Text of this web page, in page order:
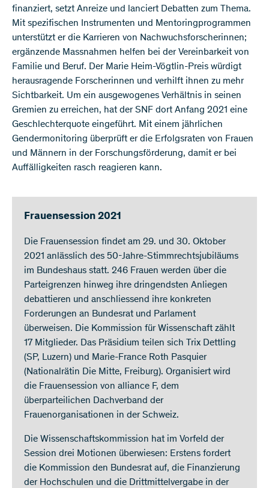
finanziert, setzt Anreize und lanciert Debatten zum Thema.
Mit spezifischen Instrumenten und Mentoringprogrammen
unterstützt er die Karrieren von Nachwuchsforscherinnen;
ergänzende Massnahmen helfen bei der Vereinbarkeit von
Familie und Beruf. Der Marie Heim-Vögtlin-Preis würdigt
herausragende Forscherinnen und verhilft ihnen zu mehr
Sichtbarkeit. Um ein ausgewogenes Verhältnis in seinen
Gremien zu erreichen, hat der SNF dort Anfang 2021 eine
Geschlechterquote eingeführt. Mit einem jährlichen
Gendermonitoring überprüft er die Erfolgsraten von Frauen
und Männern in der Forschungsförderung, damit er bei
Auffälligkeiten rasch reagieren kann.
Frauensession 2021
Die Frauensession findet am 29. und 30. Oktober
2021 anlässlich des 50-Jahre-Stimmrechtsjubiläums
im Bundeshaus statt. 246 Frauen werden über die
Parteigrenzen hinweg ihre dringendsten Anliegen
debattieren und anschliessend ihre konkreten
Forderungen an Bundesrat und Parlament
überweisen. Die Kommission für Wissenschaft zählt
17 Mitglieder. Das Präsidium teilen sich Trix Dettling
(SP, Luzern) und Marie-France Roth Pasquier
(Nationalrätin Die Mitte, Freiburg). Organisiert wird
die Frauensession von alliance F, dem
überparteilichen Dachverband der
Frauenorganisationen in der Schweiz.
Die Wissenschaftskommission hat im Vorfeld der
Session drei Motionen überwiesen: Erstens fordert
die Kommission den Bundesrat auf, die Finanzierung
der Hochschulen und die Drittmittelvergabe in der